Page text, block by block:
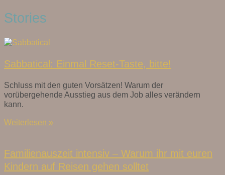
Stories
Sabbatical: Einmal Reset-Taste, bitte!
Schluss mit den guten Vorsätzen! Warum der
vorübergehende Ausstieg aus dem Job alles verändern
kann.
Weiterlesen »
Familienauszeit intensiv – Warum ihr mit euren
Kindern auf Reisen gehen solltet